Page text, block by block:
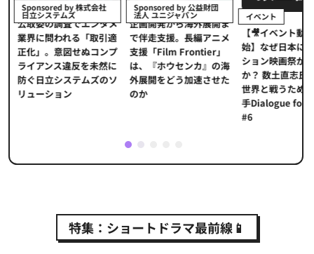
ンタメ
取引適
コンプ
未然に
ズのソ
Sponsored by 公益財団
法人 ユニジャパン
企画開発から海外展開ま
で伴走支援。長編アニメ
支援「Film Frontier」
は、『ホウセンカ』の海
外展開をどう加速させた
のか
イベント
【🎥イベント動画配信開
始】なぜ日本にアニメー
ション映画祭が必要なの
か？ 数土直志氏が語る、
世界と戦うための次の一
手Dialogue for BRANC
イベント
【イベン
界的デー
本アニメ
とは？ス
代の羅針
重要性
1 2
特集：ショートドラマ最前線📱